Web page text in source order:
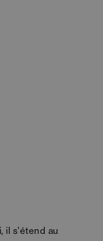
il s'étend au